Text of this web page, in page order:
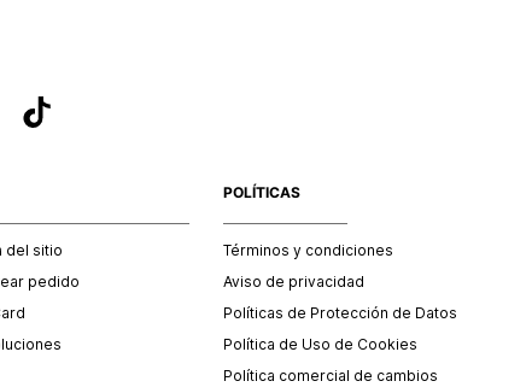
del sitio
pedido
POLÍTICAS
Términos y condiciones
Aviso de privacidad
Políticas de Protección de Datos
Política de Uso de Cookies
Política comercial de cambios